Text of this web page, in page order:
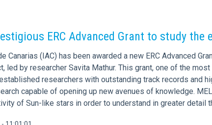
ERC Advanced Grant to study
(IAC) has been awarded a new ERC Advanced
led by researcher Savita Mathur. This grant, one of the
researchers with outstanding track records and
capable of opening up new avenues of knowledge.
of Sun-like stars in order to understand in greater detail